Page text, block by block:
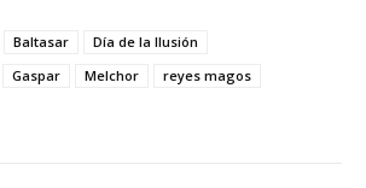
Baltasar
Día de la Ilusión
Gaspar Melchor
reyes magos